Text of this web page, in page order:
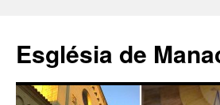
contenido
Església de